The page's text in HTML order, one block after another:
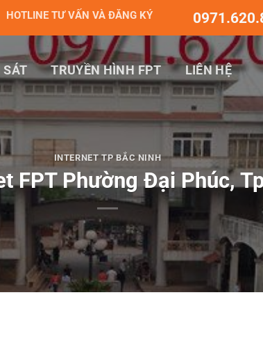
HOTLINE TƯ VẤN VÀ ĐĂNG KÝ
SÁT TRUYỀN HÌNH FPT LIÊN HỆ
INTERNET TP BẮC NINH
FPT Phường Đại Phúc,